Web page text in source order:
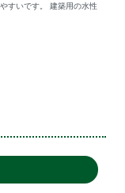
すいです。 建築用の水性